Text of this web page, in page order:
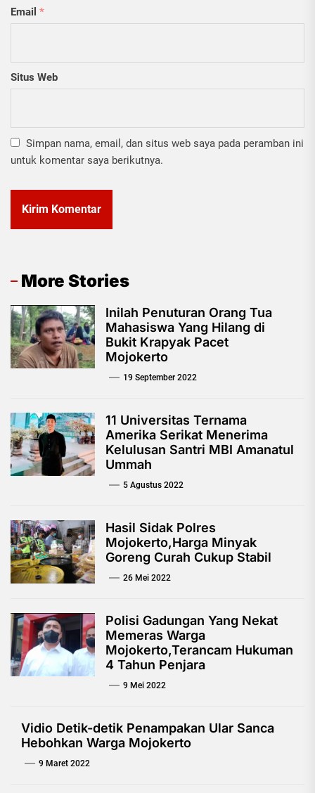
Email *
Situs Web
Simpan nama, email, dan situs web saya pada peramban ini
untuk komentar saya berikutnya.
More Stories
Inilah Penuturan Orang Tua
Mahasiswa Yang Hilang di
Bukit Krapyak Pacet
Mojokerto
19 September 2022
11 Universitas Ternama
Amerika Serikat Menerima
Kelulusan Santri MBI Amanatul
Ummah
5 Agustus 2022
Hasil Sidak Polres
Mojokerto,Harga Minyak
Goreng Curah Cukup Stabil
26 Mei 2022
Polisi Gadungan Yang Nekat
Memeras Warga
Mojokerto,Terancam Hukuman
4 Tahun Penjara
9 Mei 2022
Vidio Detik-detik Penampakan Ular Sanca
Hebohkan Warga Mojokerto
9 Maret 2022